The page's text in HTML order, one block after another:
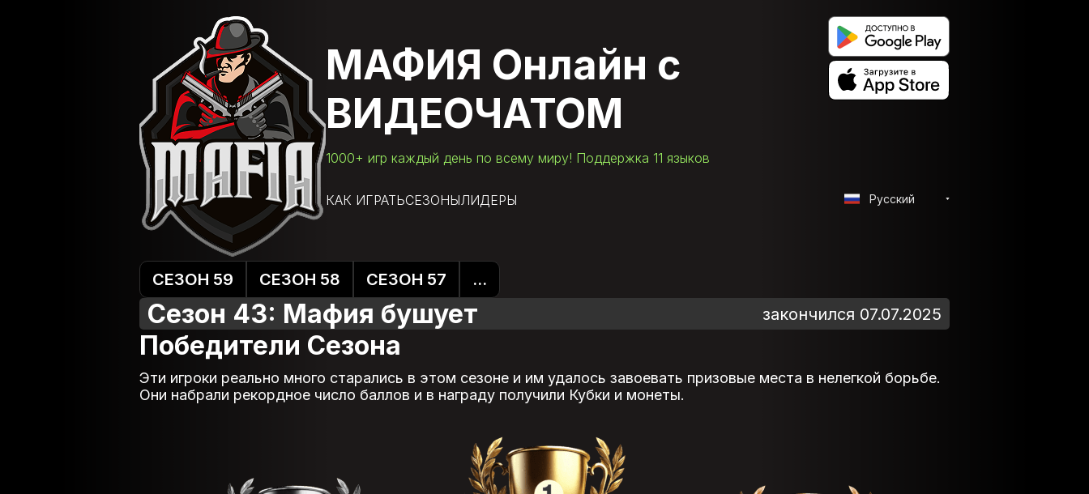
МАФИЯ Онлайн с
ВИДЕОЧАТОМ
1000+ игр каждый день по всему миру! Поддержка 11 языков
КАК ИГРАТЬСЕЗОНЫЛИДЕРЫ Русский
СЕЗОН 59 СЕЗОН 58 СЕЗОН 57 ...
Сезон 43: Мафия бушует закончился 07.07.2025
Победители Сезона
Эти игроки реально много старались в этом сезоне и им удалось завоевать призовые места в нелегкой борьбе.
Они набрали рекордное число баллов и в награду получили Кубки и монеты.